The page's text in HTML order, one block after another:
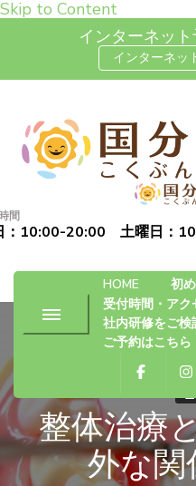
Skip to Content
インターネッ
インターネッ
高松市で肩こ
経痛の整体
「お体の不安を自信に変え
骨
間
：10:00-20:00 土曜日：
HOME 初
受付時間・アク
社内研修をご検
ご予約はこちら
整体治療
外な関